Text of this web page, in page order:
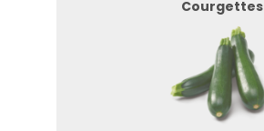
Courgettes